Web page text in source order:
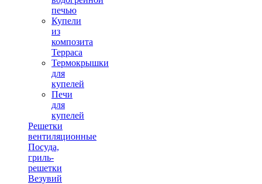
печью
Купели
из
композита
Терраса
Термокрышки
для
купелей
Печи
для
купелей
Решетки
вентиляционные
Посуда,
гриль-
решетки
Везувий